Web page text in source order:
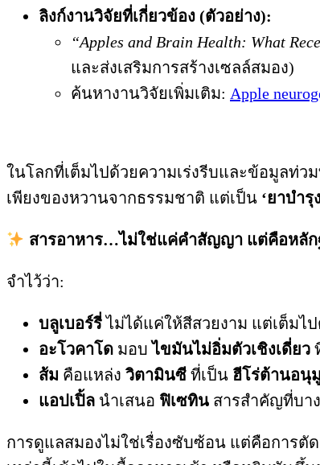
ลิงก์งานวิจัยที่เกี่ยวข้อง (ตัวอย่าง):
“Apples and Brain Health: What
และส่งเสริมการสร้างเซลล์สมอง)
ค้นหางานวิจัยเพิ่มเติม: Apple
ในโลกที่เต็มไปด้วยความเร่งรีบและข้อมูลท่ว
เพียงของหวานจากธรรมชาติ แต่เป็น ‘ยาบำรุ
สารอาหาร…ไม่ใช่แค่คำสัญญา แต่คือหลักฐ
จำไว้ว่า:
บลูเบอร์รี่ไม่ได้แค่ให้สีสวยงาม แต่เต็มไ
อะโวคาโด มอบไขมันไม่อิ่มตัวเชิงเดี่ยว
ส้ม คือแหล่ง วิตามินซี ที่เป็น ฮีโร่ต้านอนุ
แอปเปิ้ล นำเสนอ ฟิเซทิน สารสำคัญที่บา
การดูแลสมองไม่ใช่เรื่องซับซ้อน แต่คือการตั